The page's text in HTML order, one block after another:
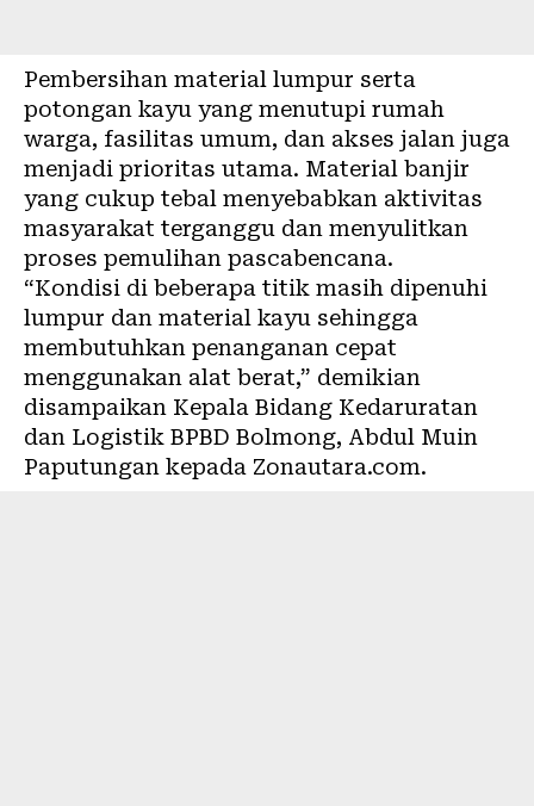
Pembersihan material lumpur serta
potongan kayu yang menutupi rumah
warga, fasilitas umum, dan akses jalan juga
menjadi prioritas utama. Material banjir
yang cukup tebal menyebabkan aktivitas
masyarakat terganggu dan menyulitkan
proses pemulihan pascabencana.
“Kondisi di beberapa titik masih dipenuhi
lumpur dan material kayu sehingga
membutuhkan penanganan cepat
menggunakan alat berat,” demikian
disampaikan Kepala Bidang Kedaruratan
dan Logistik BPBD Bolmong, Abdul Muin
Paputungan kepada Zonautara.com.